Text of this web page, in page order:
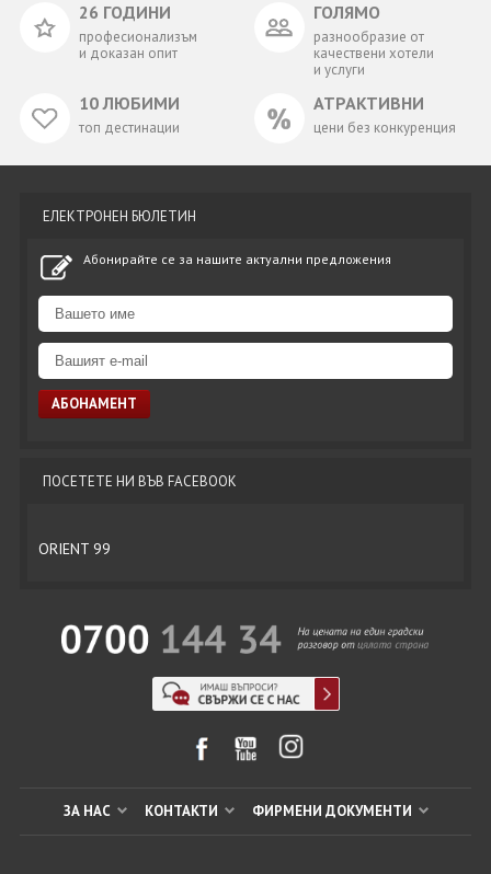
26 ГОДИНИ
професионализъм
и доказан опит
ГОЛЯМО
разнообразие от
качествени хотели
и услуги
10 ЛЮБИМИ
топ дестинации
АТРАКТИВНИ
цени без конкуренция
ЕЛЕКТРОНЕН БЮЛЕТИН
Абонирайте се за нашите актуални предложения
ПОСЕТЕТЕ НИ ВЪВ FACEBOOK
ORIENT 99
ЗА НАС КОНТАКТИ ФИРМЕНИ ДОКУМЕНТИ